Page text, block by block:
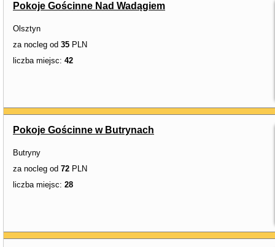
Pokoje Gościnne Nad Wadągiem
Olsztyn
za nocleg od 35 PLN
liczba miejsc: 42
Pokoje Gościnne w Butrynach
Butryny
za nocleg od 72 PLN
liczba miejsc: 28